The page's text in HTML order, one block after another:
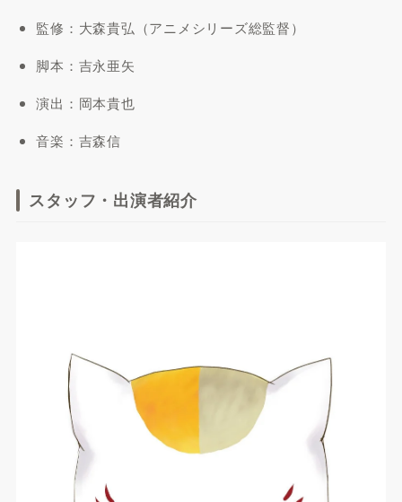
監修：大森貴弘（アニメシリーズ総監督）
脚本：吉永亜矢
演出：岡本貴也
音楽：吉森信
スタッフ・出演者紹介